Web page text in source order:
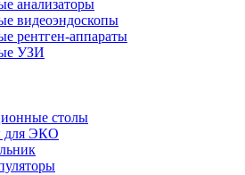
анализаторы
видеоэндоскопы
рентген-аппараты
УЗИ
столы
для ЭКО